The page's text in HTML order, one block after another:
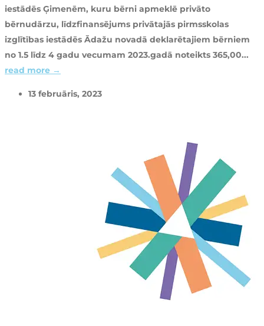
iestādēs Ģimenēm, kuru bērni apmeklē privāto
bērnudārzu, līdzfinansējums privātajās pirmsskolas
izglītības iestādēs Ādažu novadā deklarētajiem bērniem
no 1.5 līdz 4 gadu vecumam 2023.gadā noteikts 365,00...
read more →
13 februāris, 2023